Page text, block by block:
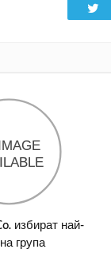
избират най-
група